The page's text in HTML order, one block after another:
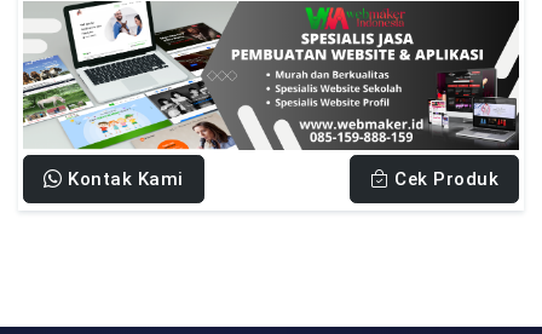
Kontak Kami Cek Produk